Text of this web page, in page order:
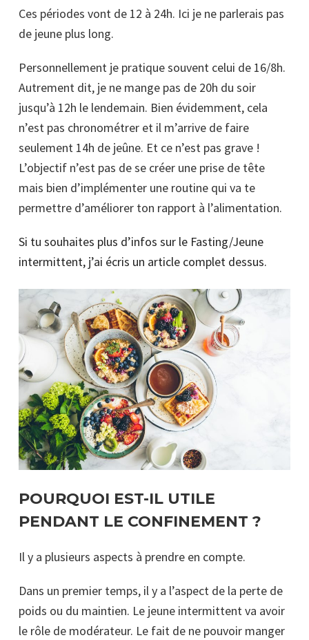
Ces périodes vont de 12 à 24h. Ici je ne parlerais pas
de jeune plus long.
Personnellement je pratique souvent celui de 16/8h.
Autrement dit, je ne mange pas de 20h du soir
jusqu’à 12h le lendemain. Bien évidemment, cela
n’est pas chronométrer et il m’arrive de faire
seulement 14h de jeûne. Et ce n’est pas grave !
L’objectif n’est pas de se créer une prise de tête
mais bien d’implémenter une routine qui va te
permettre d’améliorer ton rapport à l’alimentation.
Si tu souhaites plus d’infos sur le Fasting/Jeune
intermittent, j’ai écris un article complet dessus.
POURQUOI EST-IL UTILE
PENDANT LE CONFINEMENT ?
Il y a plusieurs aspects à prendre en compte.
Dans un premier temps, il y a l’aspect de la perte de
poids ou du maintien. Le jeune intermittent va avoir
le rôle de modérateur. Le fait de ne pouvoir manger